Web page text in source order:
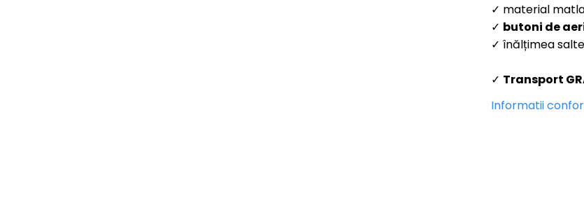
✓ material
✓ butoni de
✓ înălțimea
✓ Transport
Informatii